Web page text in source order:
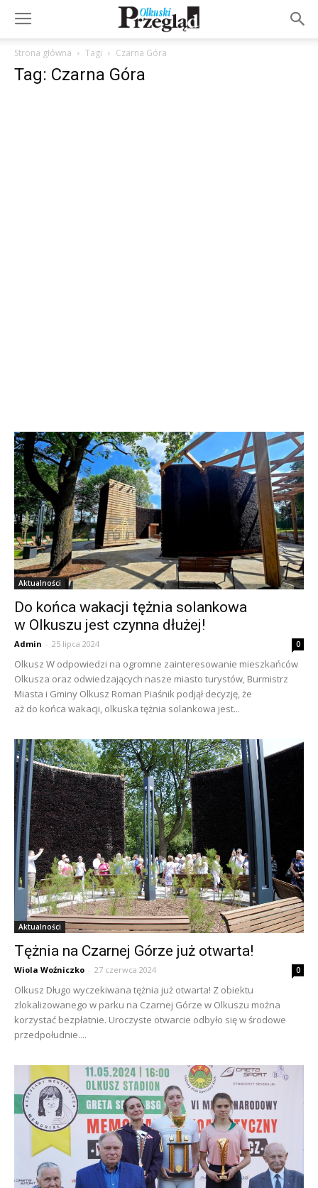
Strona główna Tagi Czarna Góra
Tag: Czarna Góra
Aktualności
Do końca wakacji tężnia solankowa
w Olkuszu jest czynna dłużej!
Admin - 25 lipca 2024 0
Olkusz W odpowiedzi na ogromne zainteresowanie mieszkańców
Olkusza oraz odwiedzających nasze miasto turystów, Burmistrz
Miasta i Gminy Olkusz Roman Piaśnik podjął decyzję, że
aż do końca wakacji, olkuska tężnia solankowa jest...
Aktualności
Tężnia na Czarnej Górze już otwarta!
Wiola Woźniczko - 27 czerwca 2024 0
Olkusz Długo wyczekiwana tężnia już otwarta! Z obiektu
zlokalizowanego w parku na Czarnej Górze w Olkuszu można
korzystać bezpłatnie. Uroczyste otwarcie odbyło się w środowe
przedpołudnie....